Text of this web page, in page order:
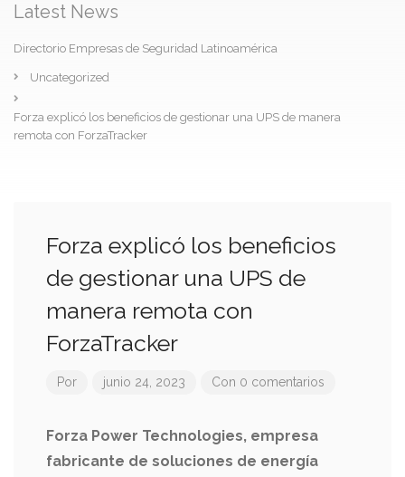
Latest News
Directorio Empresas de Seguridad Latinoamérica
Uncategorized
Forza explicó los beneficios de gestionar una UPS de manera
remota con ForzaTracker
Forza explicó los beneficios
de gestionar una UPS de
manera remota con
ForzaTracker
Por junio 24, 2023 Con 0 comentarios
Forza Power Technologies, empresa
fabricante de soluciones de energía